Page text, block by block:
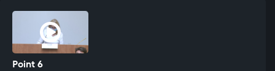
Point 6